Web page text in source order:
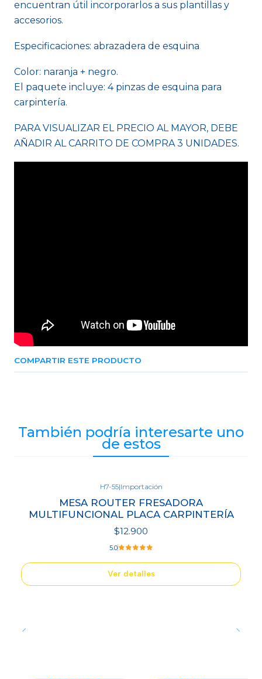
encuentran útil incorporarlos a sus plantillas y
accesorios.
Especificaciones: abrazadera de esquina
Color: naranja + negro.
El paquete incluye: 4 pinzas de esquina para
carpintería.
PARA VISUALIZAR EL PRECIO AL MAYOR, DEBE
AÑADIR AL CARRITO DE COMPRA 3 UNIDADES.
COMPARTIR ESTE PRODUCTO
También podría interesarte uno
de estos
H7-55|Importación
MESA ROUTER FRESADORA
MULTIFUNCIONAL PLACA CARPINTERÍA
$12.900
5.0
Ver detalles